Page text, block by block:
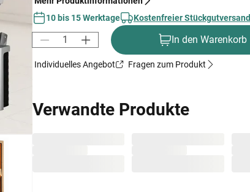
10 bis 15 Werktage
Kostenfreier Stückgutversand
In den Warenkorb
Individuelles Angebot Fragen zum Produkt
Verwandte Produkte